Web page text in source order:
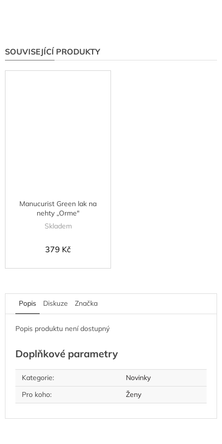
SOUVISEJÍCÍ PRODUKTY
Manucurist Green lak na
nehty „Orme"
Skladem
379 Kč
Popis Diskuze Značka
Popis produktu není dostupný
Doplňkové parametry
Kategorie:
Novinky
Pro koho: Ženy